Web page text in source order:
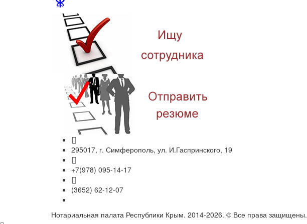
295017, г. Симферополь, ул. И.Гаспринского, 19
+7(978) 095-14-17
(3652) 62-12-07
Нотариальная палата Республики Крым. 2014-2026. © Все права защищены.